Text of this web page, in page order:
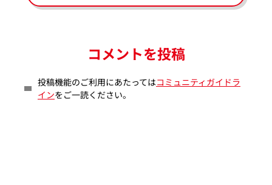
コメントを投稿
投稿機能のご利用にあたってはコミュニティガイドラ
インをご一読ください。